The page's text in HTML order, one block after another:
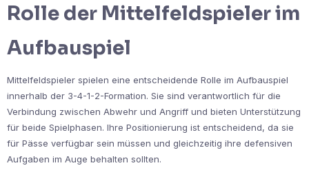
Rolle der Mittelfeldspieler im
Aufbauspiel
Mittelfeldspieler spielen eine entscheidende Rolle im Aufbauspiel
innerhalb der 3-4-1-2-Formation. Sie sind verantwortlich für die
Verbindung zwischen Abwehr und Angriff und bieten Unterstützung
für beide Spielphasen. Ihre Positionierung ist entscheidend, da sie
für Pässe verfügbar sein müssen und gleichzeitig ihre defensiven
Aufgaben im Auge behalten sollten.